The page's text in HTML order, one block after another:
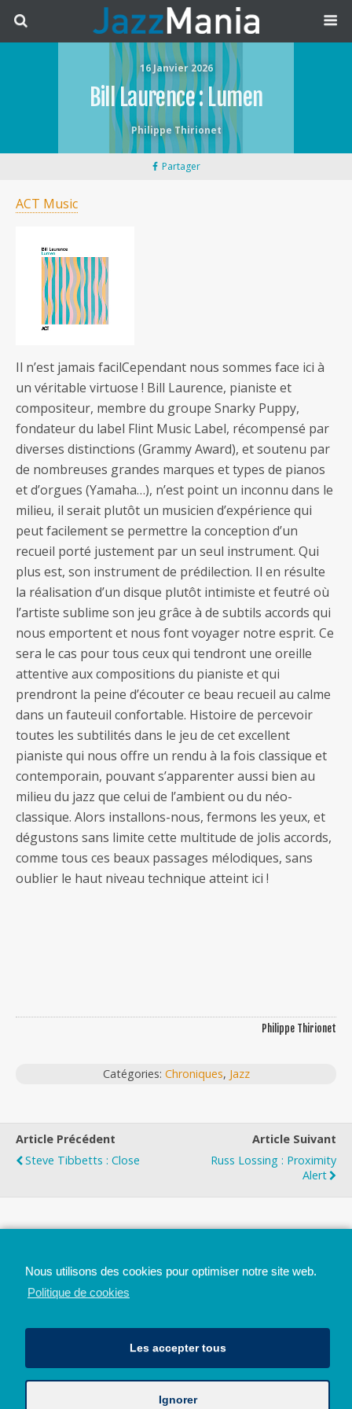
16 Janvier 2026
Bill Laurence : Lumen
Philippe Thirionet
Partager
ACT Music
Il n’est jamais facilCependant nous sommes face ici à
un véritable virtuose ! Bill Laurence, pianiste et
compositeur, membre du groupe Snarky Puppy,
fondateur du label Flint Music Label, récompensé par
diverses distinctions (Grammy Award), et soutenu par
de nombreuses grandes marques et types de pianos
et d’orgues (Yamaha…), n’est point un inconnu dans le
milieu, il serait plutôt un musicien d’expérience qui
peut facilement se permettre la conception d’un
recueil porté justement par un seul instrument. Qui
plus est, son instrument de prédilection. Il en résulte
la réalisation d’un disque plutôt intimiste et feutré où
l’artiste sublime son jeu grâce à de subtils accords qui
nous emportent et nous font voyager notre esprit. Ce
sera le cas pour tous ceux qui tendront une oreille
attentive aux compositions du pianiste et qui
prendront la peine d’écouter ce beau recueil au calme
dans un fauteuil confortable. Histoire de percevoir
toutes les subtilités dans le jeu de cet excellent
pianiste qui nous offre un rendu à la fois classique et
contemporain, pouvant s’apparenter aussi bien au
milieu du jazz que celui de l’ambient ou du néo-
classique. Alors installons-nous, fermons les yeux, et
dégustons sans limite cette multitude de jolis accords,
comme tous ces beaux passages mélodiques, sans
oublier le haut niveau technique atteint ici !
Philippe Thirionet
Catégories: Chroniques, Jazz
Article Précédent
Steve Tibbetts : Close
Article Suivant
Russ Lossing : Proximity
Alert
Nous utilisons des cookies pour optimiser notre site web.
Politique de cookies
Les accepter tous
Ignorer